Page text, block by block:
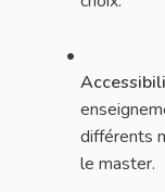
différents
le master.